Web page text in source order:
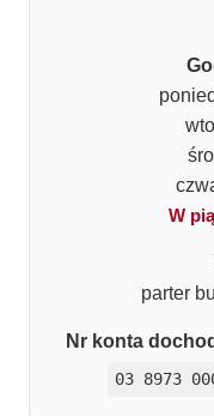
W
parter
Nr konta
03 8973